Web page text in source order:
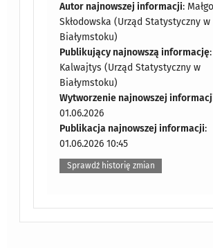
Autor najnowszej informacji:
Skłodowska (Urząd Statystyczny w
Białymstoku)
Publikujący najnowszą informację
Kalwajtys (Urząd Statystyczny w
Białymstoku)
Wytworzenie najnowszej
01.06.2026
Publikacja najnowszej informacji:
01.06.2026 10:45
Sprawdź historię zmian